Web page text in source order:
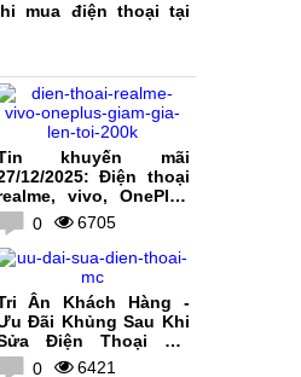
mua điện thoại tại
khuyến mãi
12/2025: Điện thoại
vivo, OnePlus
giảm giá lên tới 200K
0 6705
Ân Khách Hàng -
Đãi Khủng Sau Khi
Điện Thoại Tại
MobileCity
0 6421